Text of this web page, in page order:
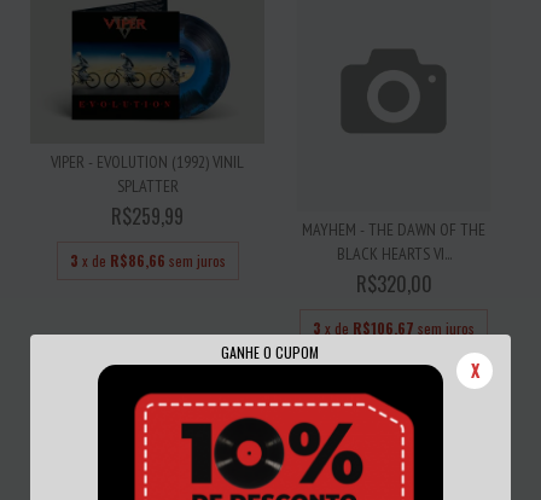
GANHE O CUPOM
X
VIPER - EVOLUTION (1992) VINIL
SPLATTER
R$259,99
3 x de R$86,66 sem juros
MAYHEM - THE DAWN OF THE
BLACK HEARTS VI...
R$320,00
3 x de R$106,67 sem juros